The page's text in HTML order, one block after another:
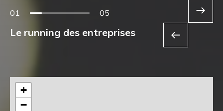
01 05
Le running des entreprises
+
−